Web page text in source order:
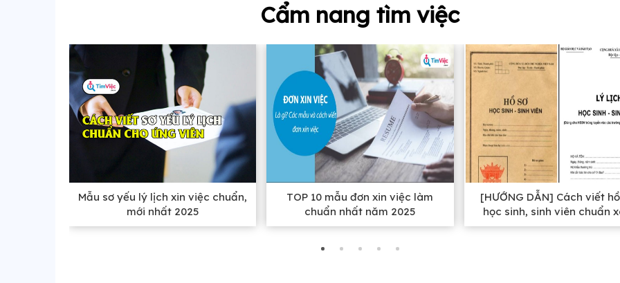
Cẩm nang tìm việc
Mẫu sơ yếu lý lịch xin việc chuẩn,
mới nhất 2025
TOP 10 mẫu đơn xin việc làm
chuẩn nhất năm 2025
[HƯỚNG DẪN] Cách viết
học sinh, sinh viên chuẩn
nhất